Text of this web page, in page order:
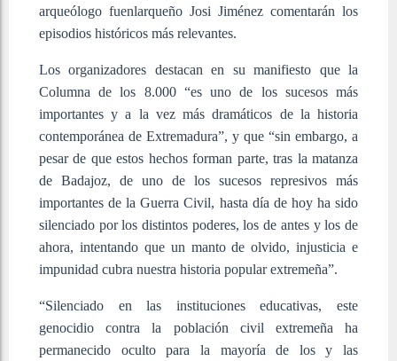
arqueólogo fuenlarqueño Josi Jiménez comentarán los
episodios históricos más relevantes.
Los organizadores destacan en su manifiesto que la
Columna de los 8.000 “es uno de los sucesos más
importantes y a la vez más dramáticos de la historia
contemporánea de Extremadura”, y que “sin embargo, a
pesar de que estos hechos forman parte, tras la matanza
de Badajoz, de uno de los sucesos represivos más
importantes de la Guerra Civil, hasta día de hoy ha sido
silenciado por los distintos poderes, los de antes y los de
ahora, intentando que un manto de olvido, injusticia e
impunidad cubra nuestra historia popular extremeña”.
“Silenciado en las instituciones educativas, este
genocidio contra la población civil extremeña ha
permanecido oculto para la mayoría de los y las